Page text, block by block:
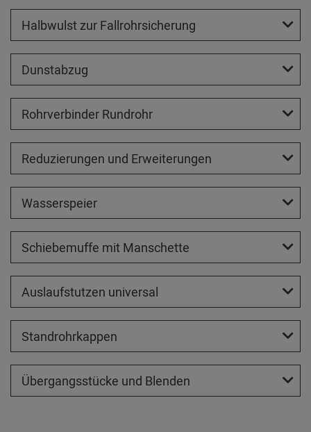
Halbwulst zur Fallrohrsicherung
Dunstabzug
Rohrverbinder Rundrohr
Reduzierungen und Erweiterungen
Wasserspeier
Schiebemuffe mit Manschette
Auslaufstutzen universal
Standrohrkappen
Übergangsstücke und Blenden